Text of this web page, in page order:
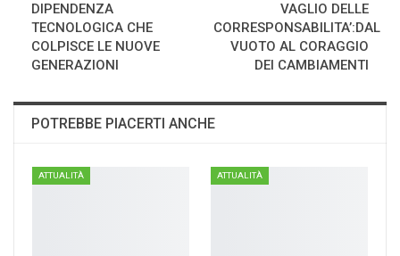
DIPENDENZA
TECNOLOGICA CHE
COLPISCE LE NUOVE
GENERAZIONI
VAGLIO DELLE
CORRESPONSABILITA’:DAL
VUOTO AL CORAGGIO
DEI CAMBIAMENTI
POTREBBE PIACERTI ANCHE
ATTUALITÀ ATTUALITÀ